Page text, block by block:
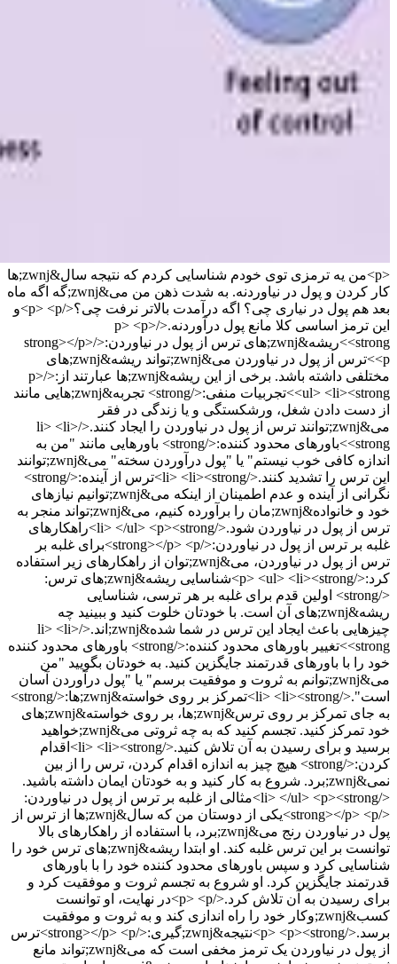
<p>من یه ترمزی توی خودم شناسایی کردم که نتیجه سال&zwnj;ها
کار کردن و پول در نیاوردنه. به شدت ذهن من می&zwnj;گه اگه ماه
بعد هم پول در نیاری چی؟ اگه درآمدت بالاتر نرفت چی؟</p> <p>و
این ترمز اساسی کلا مانع پول درآوردنه.</p> <p>
<strong>ریشه&zwnj;های ترس از پول در نیاوردن:</strong></p>
<p>ترس از پول در نیاوردن می&zwnj;تواند ریشه&zwnj;های
مختلفی داشته باشد. برخی از این ریشه&zwnj;ها عبارتند از:</p>
<ul> <li><strong>تجربیات منفی:</strong> تجربه&zwnj;هایی مانند
از دست دادن شغل، ورشکستگی و یا زندگی در فقر
می&zwnj;توانند ترس از پول در نیاوردن را ایجاد کنند.</li> <li>
<strong>باورهای محدود کننده:</strong> باورهایی مانند "من به
اندازه کافی خوب نیستم" یا "پول درآوردن سخته" می&zwnj;توانند
این ترس را تشدید کنند.</li> <li><strong>ترس از آینده:</strong>
نگرانی از آینده و عدم اطمینان از اینکه می&zwnj;توانیم نیازهای
خود و خانواده&zwnj;مان را برآورده کنیم، می&zwnj;تواند منجر به
ترس از پول در نیاوردن شود.</li> </ul> <p><strong>راهکارهای
غلبه بر ترس از پول در نیاوردن:</strong></p> <p>برای غلبه بر
ترس از پول در نیاوردن، می&zwnj;توان از راهکارهای زیر استفاده
کرد:</p> <ul> <li><strong>شناسایی ریشه&zwnj;های ترس:
</strong> اولین قدم برای غلبه بر هر ترسی، شناسایی
ریشه&zwnj;های آن است. با خودتان خلوت کنید و ببینید چه
چیزهایی باعث ایجاد این ترس در شما شده&zwnj;اند.</li> <li>
<strong>تغییر باورهای محدود کننده:</strong> باورهای محدود کننده
خود را با باورهای قدرتمند جایگزین کنید. به خودتان بگویید "من
می&zwnj;توانم به ثروت و موفقیت برسم" یا "پول درآوردن آسان
است".</li> <li><strong>تمرکز بر روی خواسته&zwnj;ها:</strong>
به جای تمرکز بر روی ترس&zwnj;ها، بر روی خواسته&zwnj;های
خود تمرکز کنید. تجسم کنید که به چه ثروتی می&zwnj;خواهید
برسید و برای رسیدن به آن تلاش کنید.</li> <li><strong>اقدام
کردن:</strong> هیچ چیز به اندازه اقدام کردن، ترس را از بین
نمی&zwnj;برد. شروع به کار کنید و به خودتان ایمان داشته باشید.
</li> </ul> <p><strong>مثالی از غلبه بر ترس از پول در نیاوردن:
</strong></p> <p>یکی از دوستان من که سال&zwnj;ها از ترس از
پول در نیاوردن رنج می&zwnj;برد، با استفاده از راهکارهای بالا
توانست بر این ترس غلبه کند. او ابتدا ریشه&zwnj;های ترس خود را
شناسایی کرد و سپس باورهای محدود کننده خود را با باورهای
قدرتمند جایگزین کرد. او شروع به تجسم ثروت و موفقیت کرد و
برای رسیدن به آن تلاش کرد.</p> <p>در نهایت، او توانست
کسب&zwnj;وکار خود را راه اندازی کند و به ثروت و موفقیت
برسد.</p> <p><strong>نتیجه&zwnj;گیری:</strong></p> <p>ترس
از پول در نیاوردن یک ترمز مخفی است که می&zwnj;تواند مانع